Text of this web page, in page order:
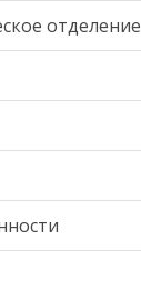
отделение